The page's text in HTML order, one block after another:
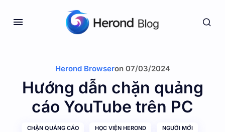
Herond Browseron 07/03/2024
Hướng dẫn chặn quảng
cáo YouTube trên PC
CHẶN QUẢNG CÁO HỌC VIỆN HEROND NGƯỜI MỚI